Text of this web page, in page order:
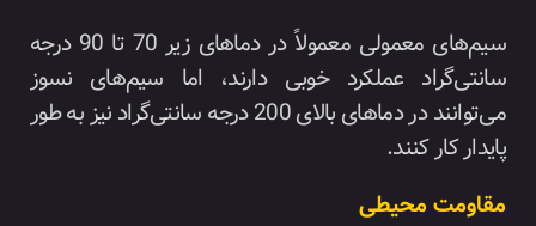
سیم‌های معمولی معمولاً در دماهای زیر 70 تا 90 درجه
سانتی‌گراد عملکرد خوبی دارند، اما سیم‌های نسوز
می‌توانند در دماهای بالای 200 درجه سانتی‌گراد نیز به طور
پایدار کار کنند.
مقاومت محیطی